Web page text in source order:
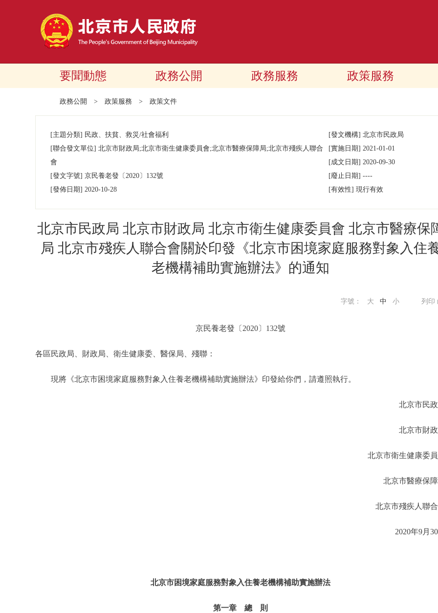
要聞動態 政務公開 政務服務 政策服務
政務公開 > 政策服務 > 政策文件
[主題分類] 民政、扶貧、救災/社會福利 [發文機構] 北京市民政局
[聯合發文單位] 北京市財政局;北京市衛生健康委員會;北京市醫療保障局;北京市殘疾人聯合
會
[實施日期] 2021-01-01
[成文日期] 2020-09-30
[發文字號] 京民養老發 〔2020〕 132號 [廢止日期] ----
[發佈日期] 2020-10-28 [有效性] 現行有效
北京市民政局 北京市財政局 北京市衛生健康委員會 北京市醫療保
局 北京市殘疾人聯合會關於印發《北京市困境家庭服務對象入住
老機構補助實施辦法》的通知
列印
字號： 大 中 小
京民養老發〔2020〕132號
各區民政局、財政局、衛生健康委、醫保局、殘聯：
現將《北京市困境家庭服務對象入住養老機構補助實施辦法》印發給你們，請遵照執行。
北京市民
北京市財
北京市衛生健康委
北京市醫療保
北京市殘疾人聯
2020年9月
北京市困境家庭服務對象入住養老機構補助實施辦法
第一章 總 則